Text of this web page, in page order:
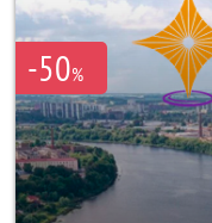
-50%